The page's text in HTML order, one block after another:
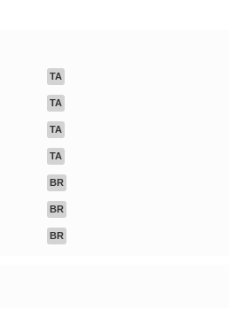
TA
TA
TA
TA
BR
BR
BR